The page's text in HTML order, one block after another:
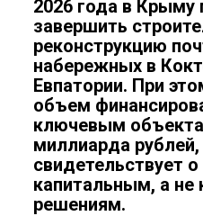
2026 года в Крыму
завершить
реконструкцию
набережных в
Евпатории. При
объем
ключевым
миллиарда рублей,
свидетельствует
капитальным, а не
решениям.